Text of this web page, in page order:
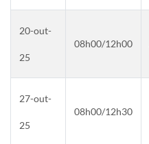
20-out-
25
08h00/12h00
27-out-
25
08h00/12h30